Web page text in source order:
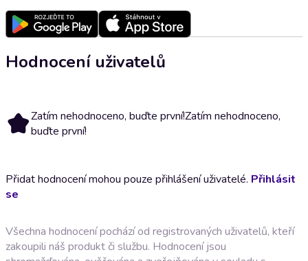
Hodnocení uživatelů
Zatím nehodnoceno, buďte první!Zatím nehodnoceno,
buďte první!
Přidat hodnocení mohou pouze přihlášení uživatelé. Přihlásit
se
Všechna hodnocení pochází od registrovaných uživatelů, kteří
zakoupili náš produkt či službu. Hodnocení jsou